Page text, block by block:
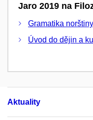
Jaro 2019 na
Gramatika norštiny
Úvod do dějin a
Aktuality